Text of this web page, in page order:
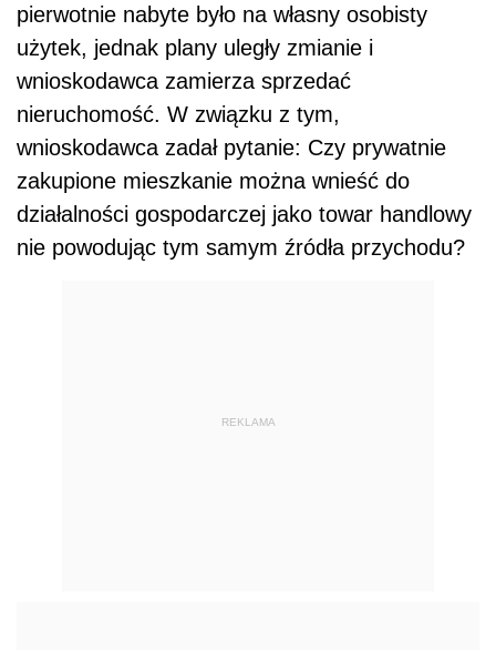
pierwotnie nabyte było na własny osobisty
użytek, jednak plany uległy zmianie i
wnioskodawca zamierza sprzedać
nieruchomość. W związku z tym,
wnioskodawca zadał pytanie: Czy prywatnie
zakupione mieszkanie można wnieść do
działalności gospodarczej jako towar handlowy
nie powodując tym samym źródła przychodu?
REKLAMA